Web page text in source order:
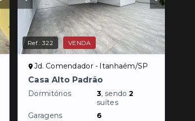
Ref.:322 VENDA
Jd. Comendador - Itanhaém/SP
Casa Alto Padrão
Dormitórios 3, sendo2
suítes
Garagens
6